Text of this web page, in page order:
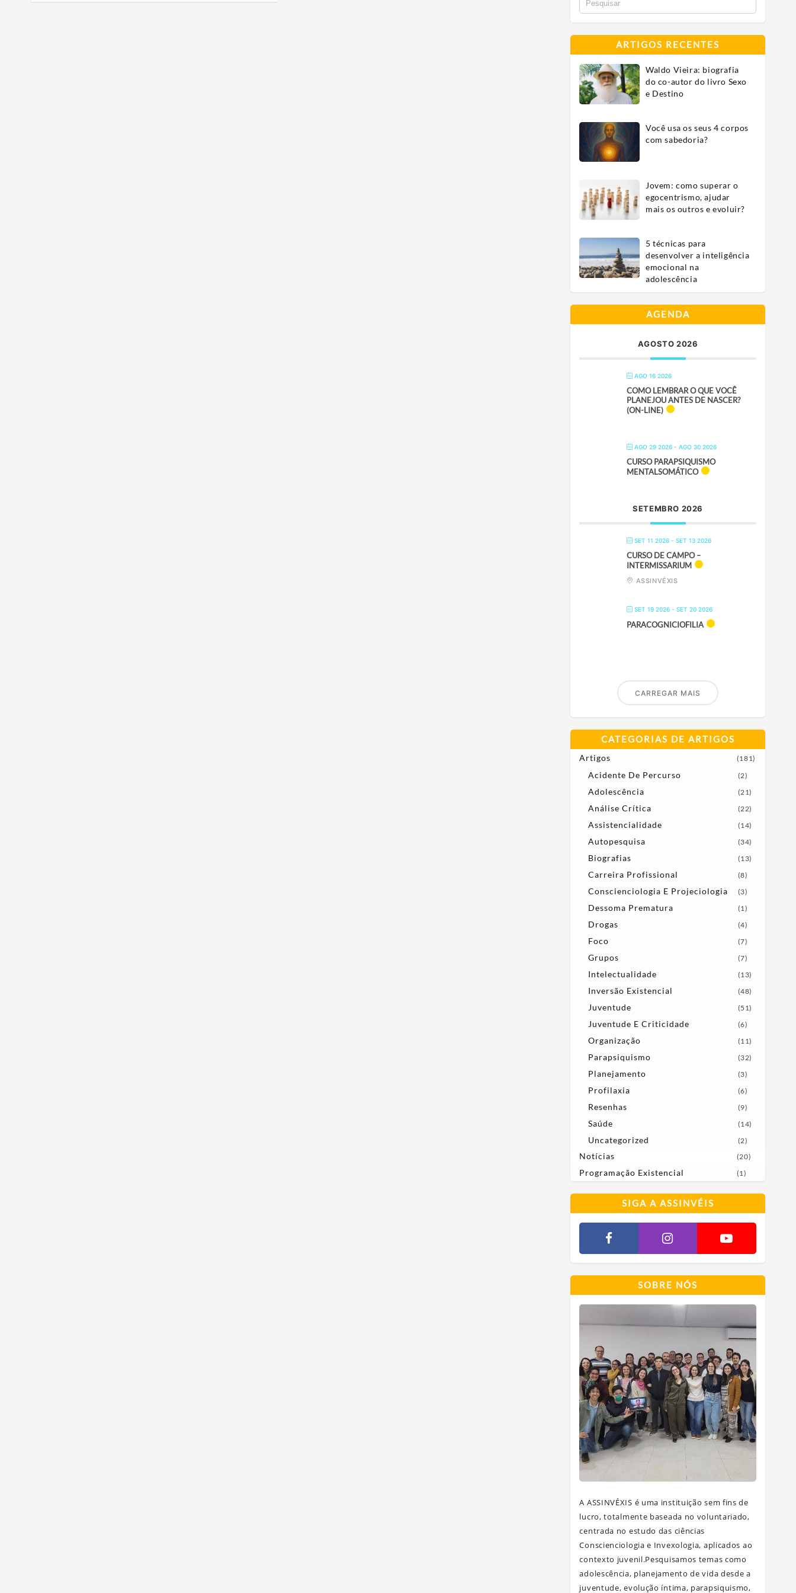
ARTIGOS RECENTES
Waldo Vieira: biografia
do co-autor do livro Sexo
e Destino
Você usa os seus 4 corpos
com sabedoria?
Jovem: como superar o
egocentrismo, ajudar
mais os outros e evoluir?
5 técnicas para
desenvolver a inteligência
emocional na
adolescência
AGENDA
AGOSTO 2026
AGO 16 2026
COMO LEMBRAR O QUE VOCÊ
PLANEJOU ANTES DE NASCER?
(ON-LINE)
AGO 29 2026 - AGO 30 2026
CURSO PARAPSIQUISMO
MENTALSOMÁTICO
SETEMBRO 2026
SET 11 2026 - SET 13 2026
CURSO DE CAMPO –
INTERMISSARIUM
ASSINVÉXIS
SET 19 2026 - SET 20 2026
PARACOGNICIOFILIA
CARREGAR MAIS
CATEGORIAS DE ARTIGOS
Artigos (181)
Acidente De Percurso (2)
Adolescência (21)
Análise Crítica (22)
Assistencialidade (14)
Autopesquisa (34)
Biografias (13)
Carreira Profissional (8)
Conscienciologia E Projeciologia (3)
Dessoma Prematura (1)
Drogas (4)
Foco (7)
Grupos (7)
Intelectualidade (13)
Inversão Existencial (48)
Juventude (51)
Juventude E Criticidade (6)
Organização (11)
Parapsiquismo (32)
Planejamento (3)
Profilaxia (6)
Resenhas (9)
Saúde (14)
Uncategorized (2)
Notícias (20)
Programação Existencial (1)
SIGA A ASSINVÉIS
SOBRE NÓS
A ASSINVÉXIS é uma instituição sem fins de
lucro, totalmente baseada no voluntariado,
centrada no estudo das ciências
Conscienciologia e Invexologia, aplicados ao
contexto juvenil.Pesquisamos temas como
adolescência, planejamento de vida desde a
juventude, evolução íntima, parapsiquismo,